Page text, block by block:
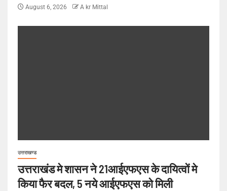
August 6, 2026 A kr Mittal
उत्तराखण्ड
उत्तराखंड मे शासन ने 21आईएफएस के दायित्वों मे
किया फैर बदल, 5 नये आईएफएस को मिली